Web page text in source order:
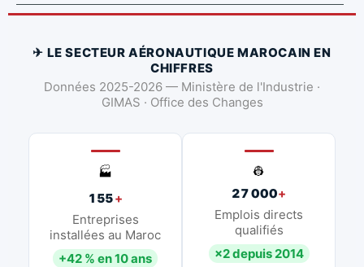
✈ LE SECTEUR AÉRONAUTIQUE MAROCAIN EN
CHIFFRES
Données 2025-2026 — Ministère de l'Industrie ·
GIMAS · Office des Changes
🏭
155+
Entreprises
installées au Maroc
+42 % en 10 ans
👷
27 000+
Emplois directs
qualifiés
×2 depuis 2014